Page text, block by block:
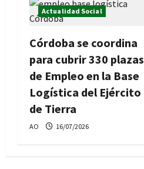
Actualidad Social
Córdoba se coordina
para cubrir 330 plazas
de Empleo en la Base
Logística del Ejército
de Tierra
AO 16/07/2026